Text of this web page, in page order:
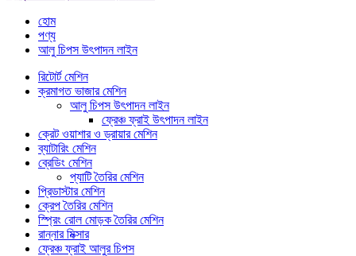
হোম
পণ্য
আলু চিপস উৎপাদন লাইন
রিটোর্ট মেশিন
ক্রমাগত ভাজার মেশিন
আলু চিপস উৎপাদন লাইন
ফ্রেঞ্চ ফ্রাই উৎপাদন লাইন
ক্রেট ওয়াশার ও ড্রায়ার মেশিন
ব্যাটারিং মেশিন
ব্রেডিং মেশিন
প্যাটি তৈরির মেশিন
প্রিডাস্টার মেশিন
ক্রেপ তৈরির মেশিন
স্প্রিং রোল মোড়ক তৈরির মেশিন
রান্নার মিক্সার
ফ্রেঞ্চ ফ্রাই আলুর চিপস